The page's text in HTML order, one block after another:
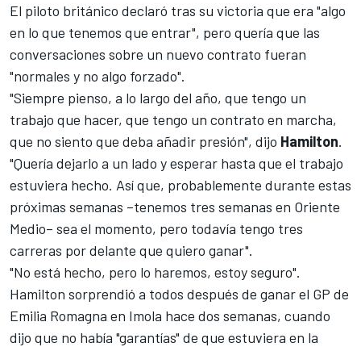
El piloto británico declaró tras su victoria que era "algo
en lo que tenemos que entrar", pero quería que las
conversaciones sobre un nuevo contrato fueran
"normales y no algo forzado".
"Siempre pienso, a lo largo del año, que tengo un
trabajo que hacer, que tengo un contrato en marcha,
que no siento que deba añadir presión", dijo Hamilton.
"Quería dejarlo a un lado y esperar hasta que el trabajo
estuviera hecho. Así que, probablemente durante estas
próximas semanas –tenemos tres semanas en Oriente
Medio– sea el momento, pero todavía tengo tres
carreras por delante que quiero ganar".
"No está hecho, pero lo haremos, estoy seguro".
Hamilton sorprendió a todos después de ganar el GP de
Emilia Romagna en Imola hace dos semanas, cuando
dijo que no había "garantías" de que estuviera en la